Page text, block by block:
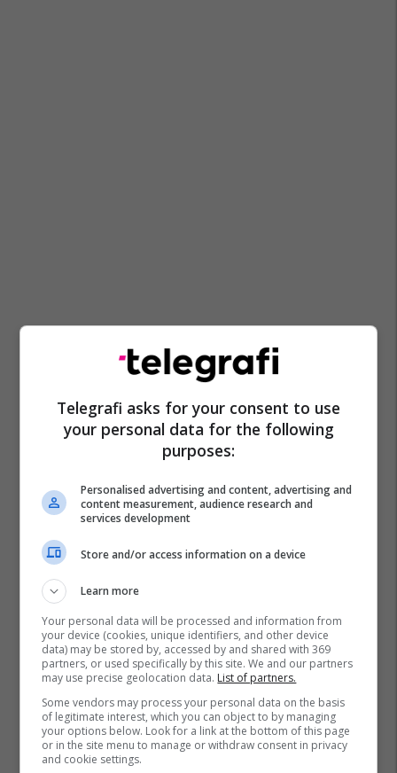
Telegrafi asks for your consent to use
your personal data for the following
purposes:
Personalised advertising and content, advertising and
content measurement, audience research and
services development
Store and/or access information on a device
Learn more
Your personal data will be processed and information from
your device (cookies, unique identifiers, and other device
data) may be stored by, accessed by and shared with 369
partners, or used specifically by this site. We and our partners
may use precise geolocation data. List of partners.
Some vendors may process your personal data on the basis
of legitimate interest, which you can object to by managing
your options below. Look for a link at the bottom of this page
or in the site menu to manage or withdraw consent in privacy
and cookie settings.